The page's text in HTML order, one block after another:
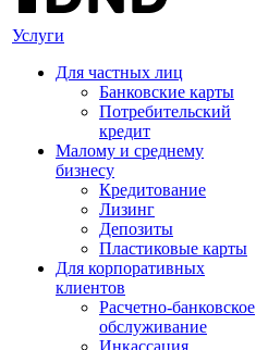
Услуги
Для частных лиц
Банковские карты
Потребительский
кредит
Малому и среднему
бизнесу
Кредитование
Лизинг
Депозиты
Пластиковые карты
Для корпоративных
клиентов
Расчетно-банковское
обслуживание
Инкассация